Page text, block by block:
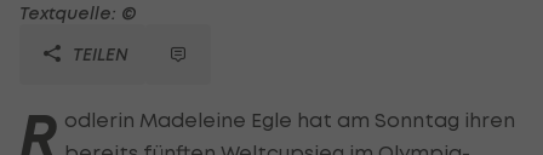
Textquelle: ©
TEILEN
R odlerin Madeleine Egle hat am Sonntag ihren